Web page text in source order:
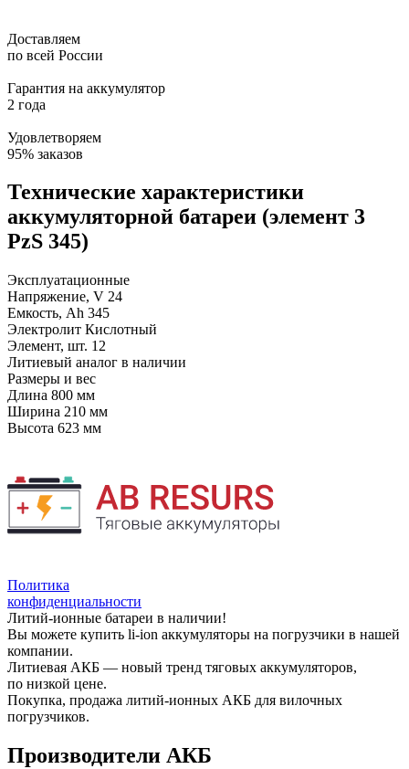
Доставляем
по всей России
Гарантия на аккумулятор
2 года
Удовлетворяем
95% заказов
Технические характеристики
аккумуляторной батареи (элемент 3
PzS 345)
Эксплуатационные
Напряжение, V 24
Емкость, Ah 345
Электролит Кислотный
Элемент, шт. 12
Литиевый аналог в наличии
Размеры и вес
Длина 800 мм
Ширина 210 мм
Высота 623 мм
Политика
конфиденциальности
Литий-ионные батареи в наличии!
Вы можете купить li-ion аккумуляторы на погрузчики в нашей
компании.
Литиевая АКБ — новый тренд тяговых аккумуляторов,
по низкой цене.
Покупка, продажа литий-ионных АКБ для вилочных
погрузчиков.
Производители АКБ